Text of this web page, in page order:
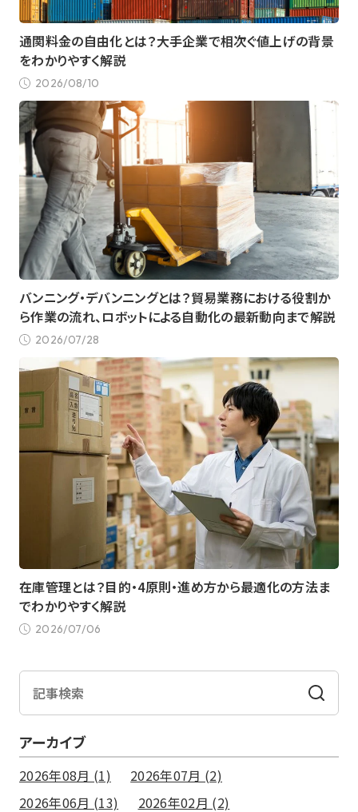
通関料金の自由化とは？大手企業で相次ぐ値上げの背景
をわかりやすく解説
2026/08/10
バンニング・デバンニングとは？貿易業務における役割か
ら作業の流れ、ロボットによる自動化の最新動向まで解説
2026/07/28
在庫管理とは？目的・4原則・進め方から最適化の方法ま
でわかりやすく解説
2026/07/06
アーカイブ
2026年08月 (1)
2026年07月 (2)
2026年06月 (13)
2026年02月 (2)